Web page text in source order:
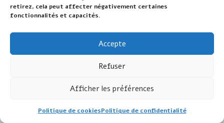
retirez, cela peut affecter négativement certaines
fonctionnalités et capacités.
Accepte
Refuser
Afficher les préférences
Politique de cookiesPolitique de confidentialité
Pelgrim, nummer 2,